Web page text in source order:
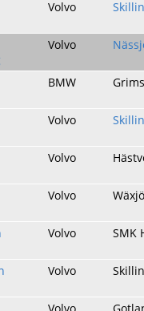
Volvo
Volvo
BMW
Volvo
Volvo
Volvo
Volvo SMK
Volvo